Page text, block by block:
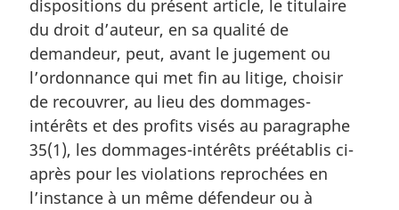
l
e
:
e
m
r
g
i
n
a
l
e
:
dispositions du présent article, le titulaire
du droit d’auteur, en sa qualité de
demandeur, peut, avant le jugement ou
l’ordonnance qui met fin au litige, choisir
de recouvrer, au lieu des dommages-
intérêts et des profits visés au paragraphe
35(1), les dommages-intérêts préétablis ci-
après pour les violations reprochées en
l’instance à un même défendeur ou à